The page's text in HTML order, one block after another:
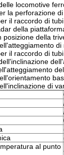
locomotive
la perforazione
il raccordo di
della
della
di
il raccordo di
di
al punto